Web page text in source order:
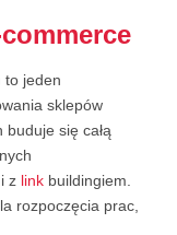
to jeden
sklepów
się całą
z linkbuildingiem.
rozpoczęcia prac,